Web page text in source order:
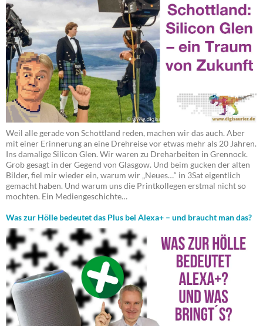
Weil alle gerade von Schottland reden, machen wir das auch. Aber
mit einer Erinnerung an eine Drehreise vor etwas mehr als 20 Jahren.
Ins damalige Silicon Glen. Wir waren zu Dreharbeiten in Grennock.
Grob gesagt in der Gegend von Glasgow. Und beim gucken der alten
Bilder, fiel mir wieder ein, warum wir „Neues…“ in 3Sat eigentlich
gemacht haben. Und warum uns die Printkollegen erstmal nicht so
mochten. Ein Mediengeschichte…
Was zur Hölle bedeutet das Plus bei Alexa+ – und braucht man das?